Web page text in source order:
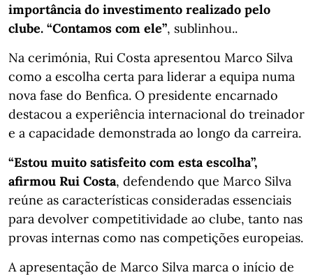
importância do investimento realizado pelo
clube. “Contamos com ele”, sublinhou..
Na cerimónia, Rui Costa apresentou Marco Silva
como a escolha certa para liderar a equipa numa
nova fase do Benfica. O presidente encarnado
destacou a experiência internacional do treinador
e a capacidade demonstrada ao longo da carreira.
“Estou muito satisfeito com esta escolha”,
afirmou Rui Costa, defendendo que Marco Silva
reúne as características consideradas essenciais
para devolver competitividade ao clube, tanto nas
provas internas como nas competições europeias.
A apresentação de Marco Silva marca o início de